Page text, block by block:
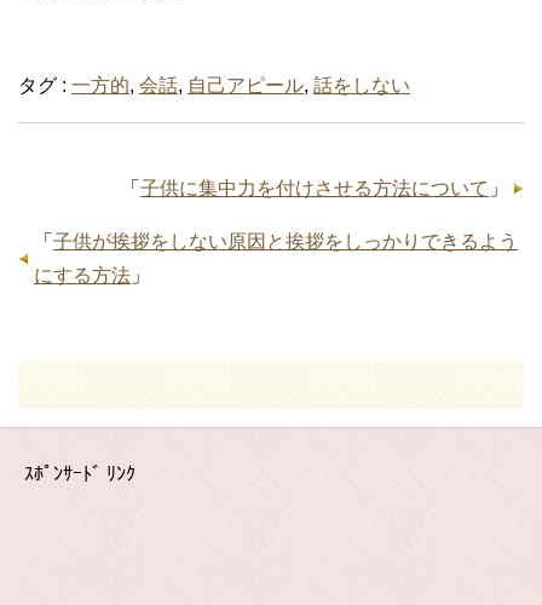
タグ : 一方的, 会話, 自己アピール, 話をしない
「 子供に集中力を付けさせる方法について 」
「 子供が挨拶をしない原因と挨拶をしっかりできるよう
にする方法 」
ｽﾎﾟﾝｻｰﾄﾞ ﾘﾝｸ